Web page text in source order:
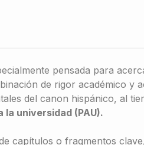
pensada para
de rigor académico y
del canon hispánico, al
universidad (PAU).
capítulos o fragmentos